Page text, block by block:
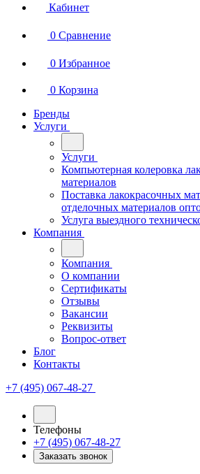
Кабинет
0 Сравнение
0 Избранное
0 Корзина
Бренды
Услуги
Услуги
Компьютерная колеровка
материалов
Поставка лакокрасочных
отделочных материалов
Услуга выездного
Компания
Компания
О компании
Сертификаты
Отзывы
Вакансии
Реквизиты
Вопрос-ответ
Блог
Контакты
+7 (495) 067-48-27
Телефоны
+7 (495) 067-48-27
Заказать звонок